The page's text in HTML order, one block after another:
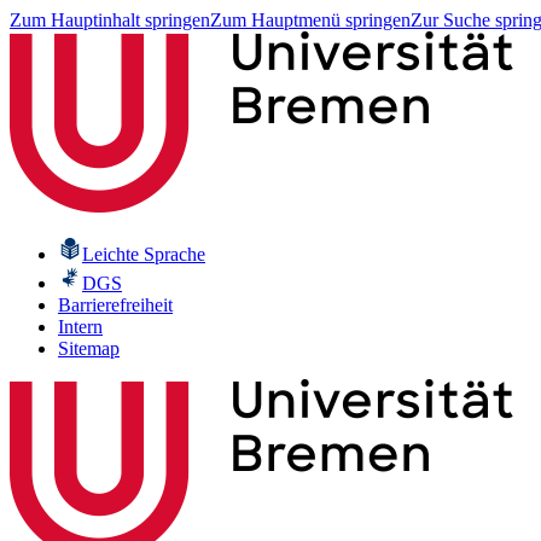
Zum Hauptinhalt springenZum Hauptmenü springenZur Suche
Leichte Sprache
DGS
Barrierefreiheit
Intern
Sitemap